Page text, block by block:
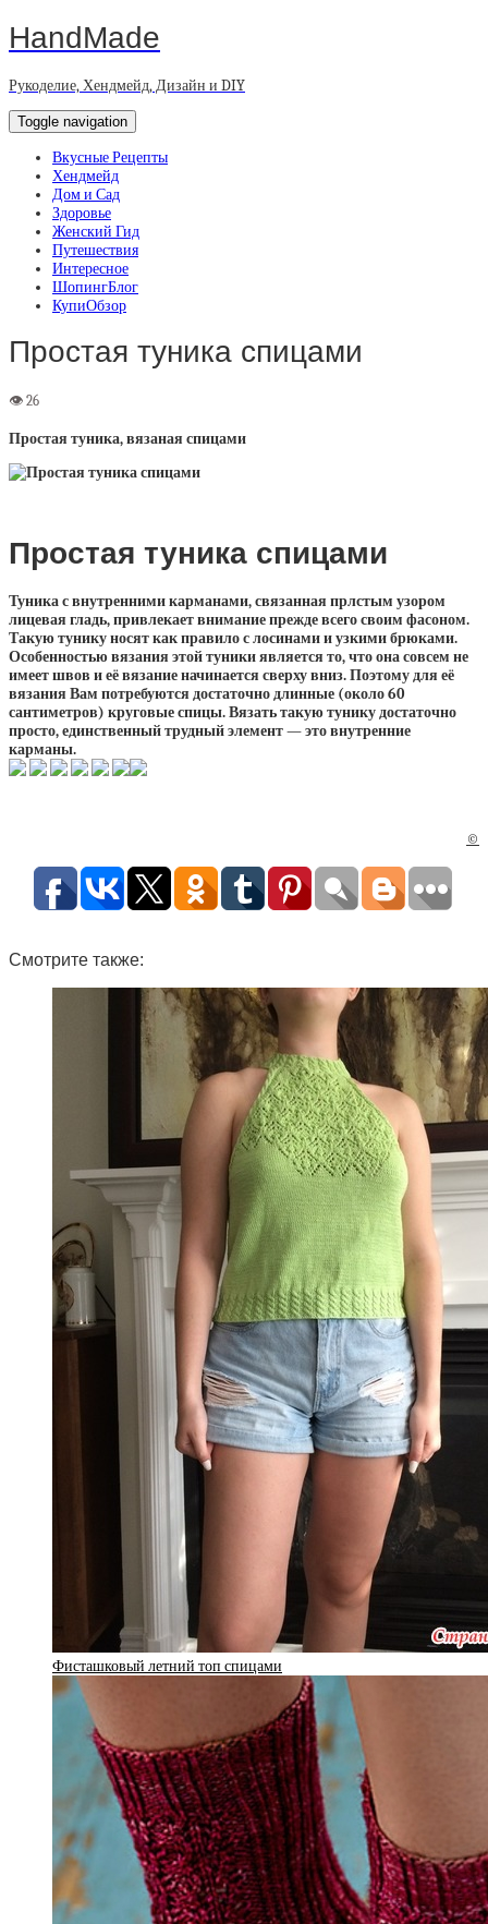
HandMade
Рукоделие, Хендмейд, Дизайн и DIY
Toggle navigation
Вкусные Рецепты
Хендмейд
Дом и Сад
Здоровье
Женский Гид
Путешествия
Интересное
ШопингБлог
КупиОбзор
Простая туника спицами
Простая туника, вязаная спицами
Простая туника спицами
Туника с внутренними карманами, связанная прлстым узором
лицевая гладь, привлекает внимание прежде всего своим фасоном.
Такую тунику носят как правило с лосинами и узкими брюками.
Особенностью вязания этой туники является то, что она совсем не
имеет швов и её вязание начинается сверху вниз. Поэтому для её
вязания Вам потребуются достаточно длинные (около 60
сантиметров) круговые спицы. Вязать такую тунику достаточно
просто, единственный трудный элемент — это внутренние
карманы.
©
Смотрите также:
Фисташковый летний топ спицами